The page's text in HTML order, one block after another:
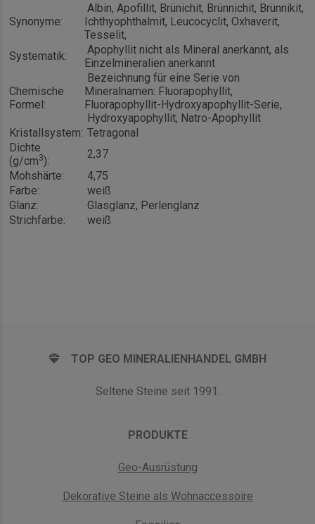
Synonyme:
Albin, Apofillit, Brünichit, Brünnichit, Brünnikit,
Ichthyophthalmit, Leucocyclit, Oxhaverit,
Tesselit,
Systematik:
Apophyllit nicht als Mineral anerkannt, als
Einzelmineralien anerkannt
Chemische
Formel:
Bezeichnung für eine Serie von
Mineralnamen: Fluorapophyllit,
Fluorapophyllit-Hydroxyapophyllit-Serie,
Hydroxyapophyllit, Natro-Apophyllit
Kristallsystem: Tetragonal
Dichte
(g/cm3):
2,37
Mohshärte:
4,75
Farbe:
weiß
Glanz:
Glasglanz, Perlenglanz
Strichfarbe:
weiß
TOP GEO MINERALIENHANDEL GMBH
Seltene Steine seit 1991.
PRODUKTE
Geo-Ausrüstung
Dekorative Steine als Wohnaccessoire